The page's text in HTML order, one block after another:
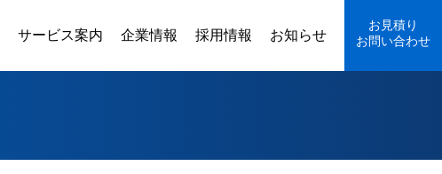
サービス案内 企業情報 採用情報 お知らせ
お見積り
お問い合わせ